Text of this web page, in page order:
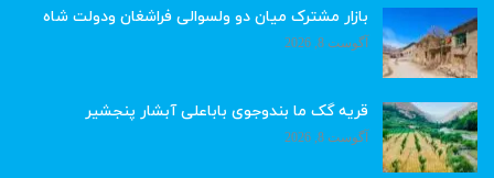
بازار مشترک میان دو ولسوالی فراشغان ودولت شاه
آگوست 8, 2026
قریه گک ما بندوجوی باباعلی آبشار پنجشیر
آگوست 8, 2026